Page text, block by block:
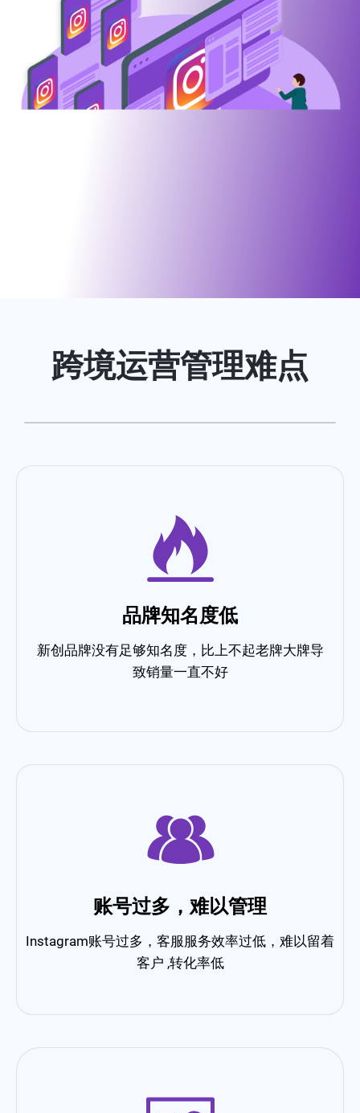
>
跨境运营管理难点
品牌知名度低
新创品牌没有足够知名度，比上不起老牌大牌导
致销量一直不好
账号过多，难以管理
Instagram账号过多，客服服务效率过低，难以留着
客户 ,转化率低